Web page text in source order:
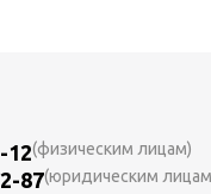
12(физическим лицам)
87(юридическим